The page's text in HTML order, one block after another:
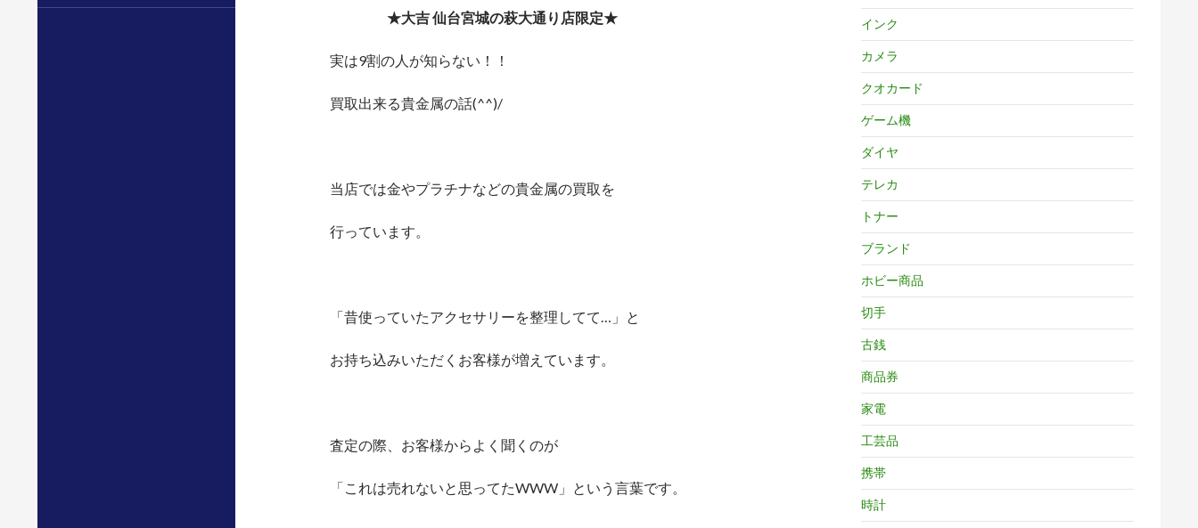
★大吉 仙台宮城の萩大通り店限定★
実は9割の人が知らない！！
買取出来る貴金属の話(^^)/
当店では金やプラチナなどの貴金属の買取を
行っています。
「昔使っていたアクセサリーを整理してて…」と
お持ち込みいただくお客様が増えています。
査定の際、お客様からよく聞くのが
「これは売れないと思ってたWWW」という言葉です。
インク
カメラ
クオカード
ゲーム機
ダイヤ
テレカ
トナー
ブランド
ホビー商品
切手
古銭
商品券
家電
工芸品
携帯
時計